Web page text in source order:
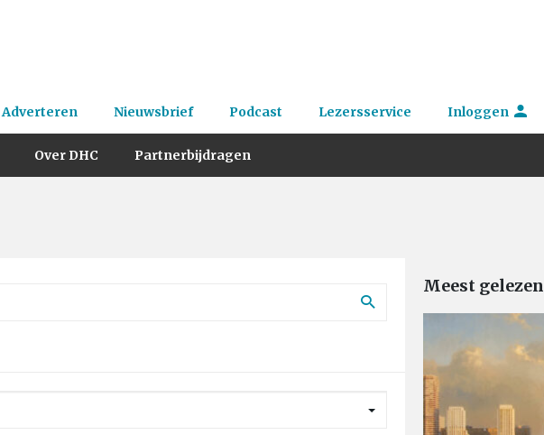
Adverteren Nieuwsbrief Podcast Lezersservice Inloggen
Over DHC Partnerbijdragen
Meest gelezen